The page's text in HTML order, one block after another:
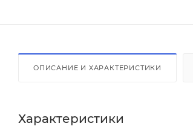
ОПИСАНИЕ И ХАРАКТЕРИСТИКИ
Характеристики